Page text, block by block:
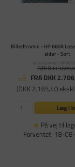
Billedtromle - HP 660A
sider - Sort
Varenummer:
FØR DKK
FRA DKK
(DKK 2.165,40
Læg i
På vej til
Forventet: 18-